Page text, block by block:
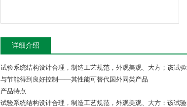
详细介绍
试验系统结构设计合理，制造工艺规范，外观美观、大方；该试
与节能得到良好控制——其性能可替代国外同类产品
产品特点
试验系统结构设计合理，制造工艺规范，外观美观、大方；该试